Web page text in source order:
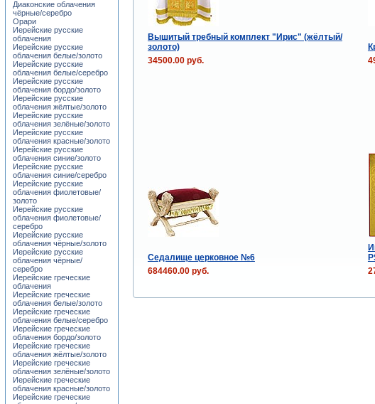
Вышитый требный комплект "Ирис" (жёлтый/
золото)
34500.00 руб.
Седалище церковное №6
684460.00 руб.
Диаконские облачения
чёрные/серебро
Орари
Иерейские русские
облачения
Иерейские русские
облачения белые/золото
Иерейские русские
облачения белые/серебро
Иерейские русские
облачения бордо/золото
Иерейские русские
облачения жёлтые/золото
Иерейские русские
облачения зелёные/золото
Иерейские русские
облачения красные/золото
Иерейские русские
облачения синие/золото
Иерейские русские
облачения синие/серебро
Иерейские русские
облачения фиолетовые/
золото
Иерейские русские
облачения фиолетовые/
серебро
Иерейские русские
облачения чёрные/золото
Иерейские русские
облачения чёрные/
серебро
Иерейские греческие
облачения
Иерейские греческие
облачения белые/золото
Иерейские греческие
облачения белые/серебро
Иерейские греческие
облачения бордо/золото
Иерейские греческие
облачения жёлтые/золото
Иерейские греческие
облачения зелёные/золото
Иерейские греческие
облачения красные/золото
Иерейские греческие